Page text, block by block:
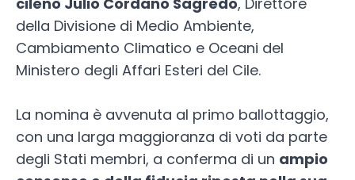
della Divisione di Medio Ambiente,
Cambiamento Climatico e Oceani del
Ministero degli Affari Esteri del Cile.
La nomina è avvenuta al primo ballottaggio,
con una larga maggioranza di voti da parte
degli Stati membri, a conferma di un ampio